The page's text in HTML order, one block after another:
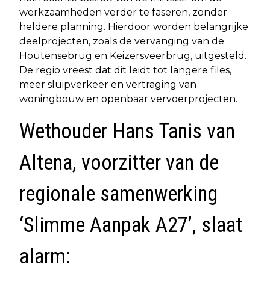
werkzaamheden verder te faseren, zonder
heldere planning. Hierdoor worden belangrijke
deelprojecten, zoals de vervanging van de
Houtensebrug en Keizersveerbrug, uitgesteld.
De regio vreest dat dit leidt tot langere files,
meer sluipverkeer en vertraging van
woningbouw en openbaar vervoerprojecten.
Wethouder Hans Tanis van
Altena, voorzitter van de
regionale samenwerking
‘Slimme Aanpak A27’, slaat
alarm: